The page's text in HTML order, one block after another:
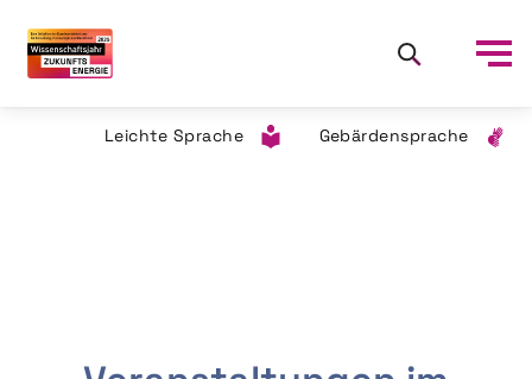
Leichte Sprache Gebärdensprache